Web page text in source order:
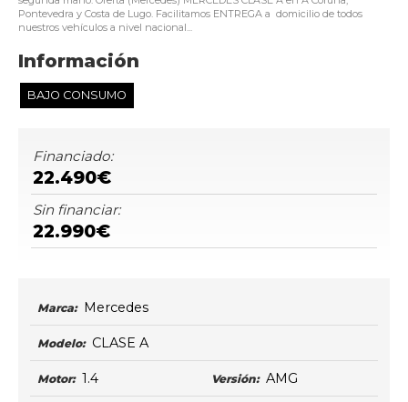
Pontevedra y Costa de Lugo. Facilitamos ENTREGA a domicilio de todos
nuestros vehículos a nivel nacional...
Información
BAJO CONSUMO
Financiado:
22.490€
Sin financiar:
22.990€
Marca: Mercedes
Modelo: CLASE A
Motor: 1.4 Versión: AMG